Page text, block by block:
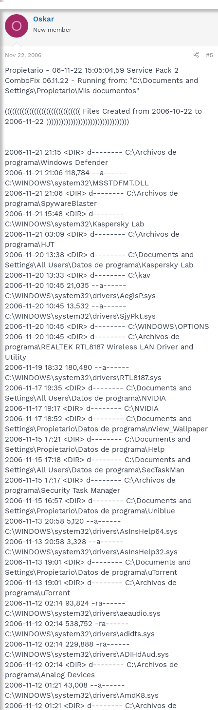
O Oskar
New member
Nov 22, 2006 #5
Propietario - 06-11-22 15:05:04,59 Service Pack 2
ComboFix 06.11.22 - Running from: "C:\Documents and
Settings\Propietario\Mis documentos"
((((((((((((((((((((((((((((((( Files Created from 2006-10-22 to
2006-11-22 ))))))))))))))))))))))))))))))))))
2006-11-21 21:15 <DIR> d-------- C:\Archivos de
programa\Windows Defender
2006-11-21 21:06 118,784 --a------
C:\WINDOWS\system32\MSSTDFMT.DLL
2006-11-21 21:06 <DIR> d-------- C:\Archivos de
programa\SpywareBlaster
2006-11-21 15:48 <DIR> d--------
C:\WINDOWS\system32\Kaspersky Lab
2006-11-21 03:09 <DIR> d-------- C:\Archivos de
programa\HJT
2006-11-20 13:38 <DIR> d-------- C:\Documents and
Settings\All Users\Datos de programa\Kaspersky Lab
2006-11-20 13:33 <DIR> d-------- C:\kav
2006-11-20 10:45 21,035 --a------
C:\WINDOWS\system32\drivers\AegisP.sys
2006-11-20 10:45 13,532 --a------
C:\WINDOWS\system32\drivers\SjyPkt.sys
2006-11-20 10:45 <DIR> d-------- C:\WINDOWS\OPTIONS
2006-11-20 10:45 <DIR> d-------- C:\Archivos de
programa\REALTEK RTL8187 Wireless LAN Driver and
Utility
2006-11-19 18:32 180,480 --a------
C:\WINDOWS\system32\drivers\RTL8187.sys
2006-11-17 19:35 <DIR> d-------- C:\Documents and
Settings\All Users\Datos de programa\NVIDIA
2006-11-17 19:17 <DIR> d-------- C:\NVIDIA
2006-11-17 18:52 <DIR> d-------- C:\Documents and
Settings\Propietario\Datos de programa\nView_Wallpaper
2006-11-15 17:21 <DIR> d-------- C:\Documents and
Settings\Propietario\Datos de programa\Help
2006-11-15 17:18 <DIR> d-------- C:\Documents and
Settings\All Users\Datos de programa\SecTaskMan
2006-11-15 17:17 <DIR> d-------- C:\Archivos de
programa\Security Task Manager
2006-11-15 16:57 <DIR> d-------- C:\Documents and
Settings\Propietario\Datos de programa\Uniblue
2006-11-13 20:58 5,120 --a------
C:\WINDOWS\system32\drivers\AsInsHelp64.sys
2006-11-13 20:58 3,328 --a------
C:\WINDOWS\system32\drivers\AsInsHelp32.sys
2006-11-13 19:01 <DIR> d-------- C:\Documents and
Settings\Propietario\Datos de programa\uTorrent
2006-11-13 19:01 <DIR> d-------- C:\Archivos de
programa\uTorrent
2006-11-12 02:14 93,824 -ra------
C:\WINDOWS\system32\drivers\aeaudio.sys
2006-11-12 02:14 538,752 -ra------
C:\WINDOWS\system32\drivers\adidts.sys
2006-11-12 02:14 229,888 -ra------
C:\WINDOWS\system32\drivers\ADIHdAud.sys
2006-11-12 02:14 <DIR> d-------- C:\Archivos de
programa\Analog Devices
2006-11-12 01:21 43,008 --a------
C:\WINDOWS\system32\drivers\AmdK8.sys
2006-11-12 01:21 <DIR> d-------- C:\Archivos de